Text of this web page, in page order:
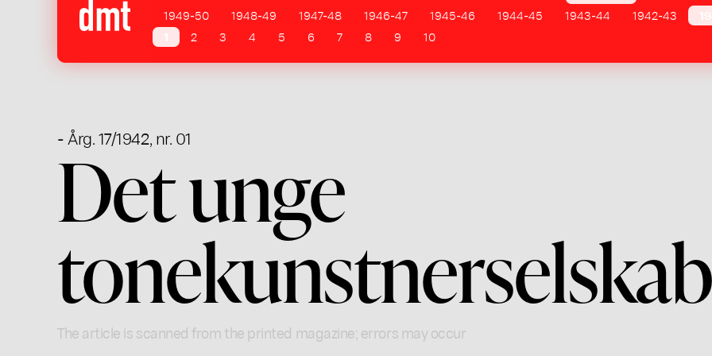
1949-50
1948-49 1947-48 1946-47 1945-46 1944-45 1943-44 1942-43
2 3 4 5 6 7 8 9 10
- Årg. 17/1942, nr. 01
Det unge
tonekunstnerselskab
The article is scanned from the printed magazine; errors may occur